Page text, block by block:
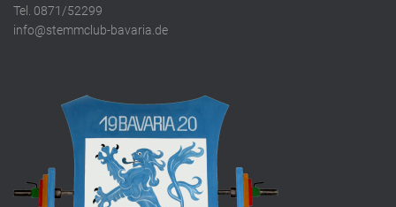
Tel. 0871/52299
info@stemmclub-bavaria.de